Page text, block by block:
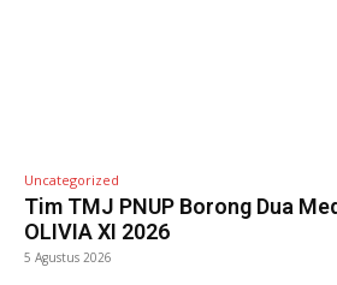
Uncategorized
Tim TMJ PNUP Borong Dua
OLIVIA XI 2026
5 Agustus 2026